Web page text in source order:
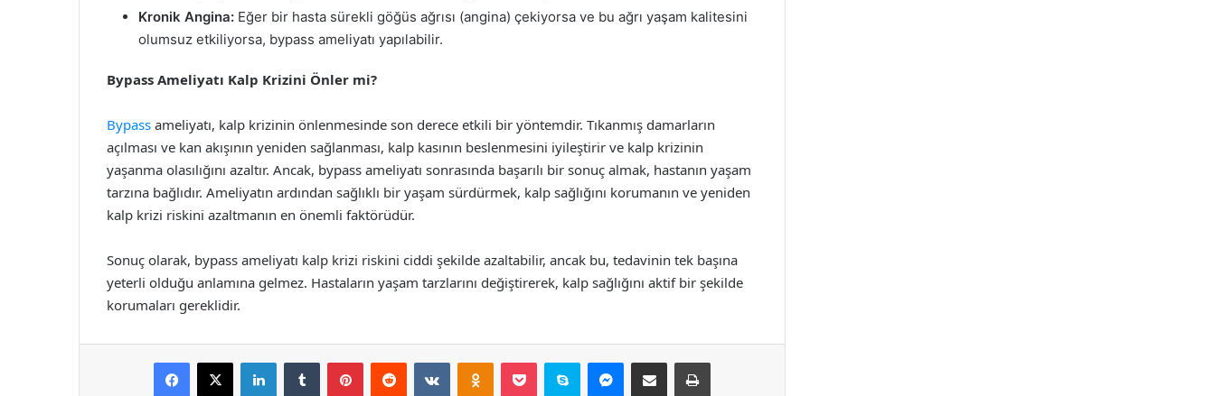
Kronik Angina: Eğer bir hasta sürekli göğüs ağrısı (angina) çekiyorsa ve bu ağrı yaşam kalitesini
olumsuz etkiliyorsa, bypass ameliyatı yapılabilir.
Bypass Ameliyatı Kalp Krizini Önler mi?
Bypass ameliyatı, kalp krizinin önlenmesinde son derece etkili bir yöntemdir. Tıkanmış damarların
açılması ve kan akışının yeniden sağlanması, kalp kasının beslenmesini iyileştirir ve kalp krizinin
yaşanma olasılığını azaltır. Ancak, bypass ameliyatı sonrasında başarılı bir sonuç almak, hastanın yaşam
tarzına bağlıdır. Ameliyatın ardından sağlıklı bir yaşam sürdürmek, kalp sağlığını korumanın ve yeniden
kalp krizi riskini azaltmanın en önemli faktörüdür.
Sonuç olarak, bypass ameliyatı kalp krizi riskini ciddi şekilde azaltabilir, ancak bu, tedavinin tek başına
yeterli olduğu anlamına gelmez. Hastaların yaşam tarzlarını değiştirerek, kalp sağlığını aktif bir şekilde
korumaları gereklidir.
Facebook
X LinkedInTumblr PinterestReddit VKontakteOdnoklassniki
Pocket Skype Messenger
E-Posta ile paylaş Yazdır